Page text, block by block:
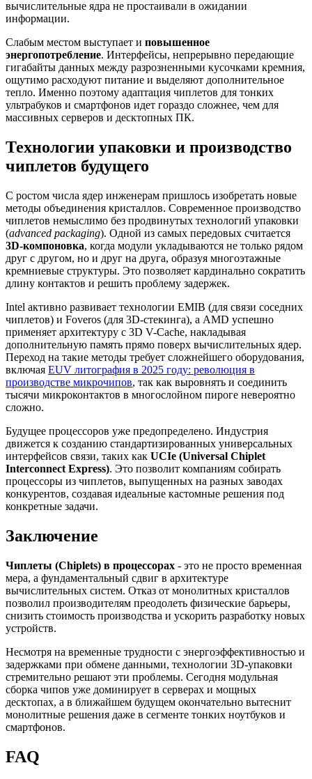
вычислительные ядра не простаивали в ожидании
информации.
Слабым местом выступает и повышенное
энергопотребление. Интерфейсы, непрерывно передающие
гигабайты данных между разрозненными кусочками кремния,
ощутимо расходуют питание и выделяют дополнительное
тепло. Именно поэтому адаптация чиплетов для тонких
ультрабуков и смартфонов идет гораздо сложнее, чем для
массивных серверов и десктопных ПК.
Технологии упаковки и производство
чиплетов будущего
С ростом числа ядер инженерам пришлось изобретать новые
методы объединения кристаллов. Современное производство
чиплетов немыслимо без продвинутых технологий упаковки
(advanced packaging). Одной из самых передовых считается
3D-компоновка, когда модули укладываются не только рядом
друг с другом, но и друг на друга, образуя многоэтажные
кремниевые структуры. Это позволяет кардинально сократить
длину контактов и решить проблему задержек.
Intel активно развивает технологии EMIB (для связи соседних
чиплетов) и Foveros (для 3D-стекинга), а AMD успешно
применяет архитектуру с 3D V-Cache, накладывая
дополнительную память прямо поверх вычислительных ядер.
Переход на такие методы требует сложнейшего оборудования,
включая EUV литография в 2025 году: революция в
производстве микрочипов, так как выровнять и соединить
тысячи микроконтактов в многослойном пироге невероятно
сложно.
Будущее процессоров уже предопределено. Индустрия
движется к созданию стандартизированных универсальных
интерфейсов связи, таких как UCIe (Universal Chiplet
Interconnect Express). Это позволит компаниям собирать
процессоры из чиплетов, выпущенных на разных заводах
конкурентов, создавая идеальные кастомные решения под
конкретные задачи.
Заключение
Чиплеты (Chiplets) в процессорах - это не просто временная
мера, а фундаментальный сдвиг в архитектуре
вычислительных систем. Отказ от монолитных кристаллов
позволил производителям преодолеть физические барьеры,
снизить стоимость производства и ускорить разработку новых
устройств.
Несмотря на временные трудности с энергоэффективностью и
задержками при обмене данными, технологии 3D-упаковки
стремительно решают эти проблемы. Сегодня модульная
сборка чипов уже доминирует в серверах и мощных
десктопах, а в ближайшем будущем окончательно вытеснит
монолитные решения даже в сегменте тонких ноутбуков и
смартфонов.
FAQ